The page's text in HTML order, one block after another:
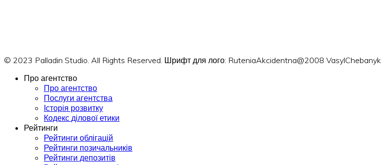
© 2023 Palladin Studio. All Rights Reserved. Шрифт для лого: RuteniaAkcidentna@2008 VasylChebanyk
Про агентство
Про агентство
Послуги агентства
Історія розвитку
Кодекс ділової етики
Рейтинги
Рейтинги облігацій
Рейтинги позичальників
Рейтинги депозитів